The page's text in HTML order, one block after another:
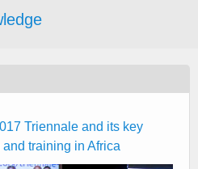
Triennale and its key
training in Africa